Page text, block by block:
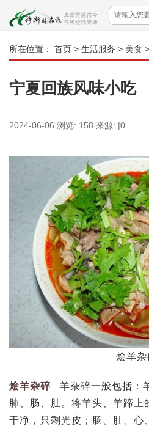
所在位置： 首页 > 生活服务 > 美食
宁夏回族风味小吃
2024-06-06 浏览: 158 来源: |0
烩羊杂
烩羊杂碎 羊杂碎一般包括：
肺、肠、肚。将羊头、羊蹄上
干净，只剩光皮；肠、肚、心